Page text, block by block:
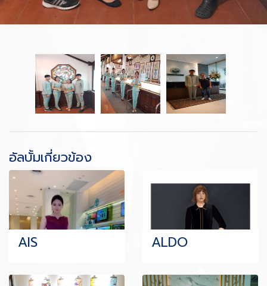
อัลบั้มเกี่ยวข้อง
AIS ALDO